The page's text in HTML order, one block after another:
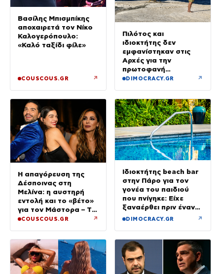
Βασίλης Μπισμπίκης
αποχαιρετά τον Νίκο
Καλογερόπουλο:
«Καλό ταξίδι φίλε»
COUSCOUS.GR ↗
Πιλότος και
ιδιοκτήτης δεν
εμφανίστηκαν στις
Αρχές για την
πρωτοφανή
προσγείωση του
DIMOCRACY.GR ↗
Η απαγόρευση της
Δέσποινας στη
Μελίνα: η αυστηρή
εντολή και το «βέτο»
για τον Μάστορα – Τα
τηλεφωνήματα που
COUSCOUS.GR ↗
Ιδιοκτήτης beach bar
στην Πάρο για τον
γονέα του παιδιού
που πνίγηκε: Είχε
ξαναέρθει πριν έναν
μήνα και
διώξουμε
DIMOCRACY.GR ↗